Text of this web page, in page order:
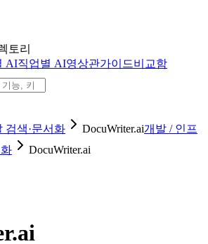
토리
AI직업별 AI영상관가이드비교함
검색·문서화 DocuWriter.ai개발 / 인프
DocuWriter.ai